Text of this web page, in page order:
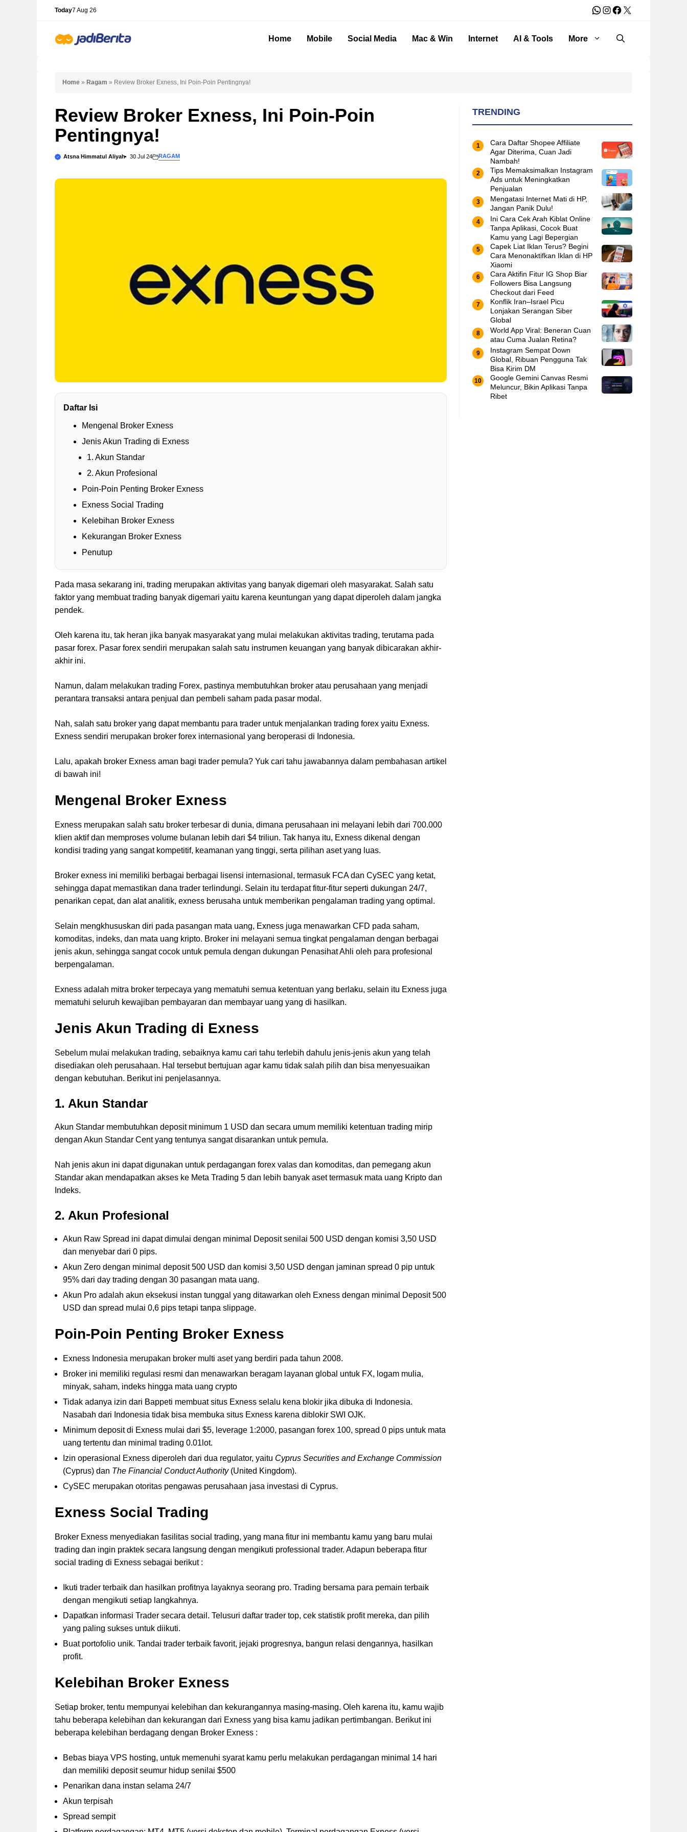
Today7 Aug 26 WhatsApp
Instagram
Facebook
X
Home Mobile Social Media Mac & Win Internet AI & Tools More
Home » Ragam » Review Broker Exness, Ini Poin-Poin Pentingnya!
Review Broker Exness, Ini Poin-Poin
Pentingnya!
Atsna Himmatul Aliyah 30 Jul 24 RAGAM
Daftar Isi
Mengenal Broker Exness
Jenis Akun Trading di Exness
1. Akun Standar
2. Akun Profesional
Poin-Poin Penting Broker Exness
Exness Social Trading
Kelebihan Broker Exness
Kekurangan Broker Exness
Penutup
Pada masa sekarang ini, trading merupakan aktivitas yang banyak digemari oleh masyarakat. Salah satu
faktor yang membuat trading banyak digemari yaitu karena keuntungan yang dapat diperoleh dalam jangka
pendek.
Oleh karena itu, tak heran jika banyak masyarakat yang mulai melakukan aktivitas trading, terutama pada
pasar forex. Pasar forex sendiri merupakan salah satu instrumen keuangan yang banyak dibicarakan akhir-
akhir ini.
Namun, dalam melakukan trading Forex, pastinya membutuhkan broker atau perusahaan yang menjadi
perantara transaksi antara penjual dan pembeli saham pada pasar modal.
Nah, salah satu broker yang dapat membantu para trader untuk menjalankan trading forex yaitu Exness.
Exness sendiri merupakan broker forex internasional yang beroperasi di Indonesia.
Lalu, apakah broker Exness aman bagi trader pemula? Yuk cari tahu jawabannya dalam pembahasan artikel
di bawah ini!
Mengenal Broker Exness
Exness merupakan salah satu broker terbesar di dunia, dimana perusahaan ini melayani lebih dari 700.000
klien aktif dan memproses volume bulanan lebih dari $4 triliun. Tak hanya itu, Exness dikenal dengan
kondisi trading yang sangat kompetitif, keamanan yang tinggi, serta pilihan aset yang luas.
Broker exness ini memiliki berbagai berbagai lisensi internasional, termasuk FCA dan CySEC yang ketat,
sehingga dapat memastikan dana trader terlindungi. Selain itu terdapat fitur-fitur seperti dukungan 24/7,
penarikan cepat, dan alat analitik, exness berusaha untuk memberikan pengalaman trading yang optimal.
Selain mengkhususkan diri pada pasangan mata uang, Exness juga menawarkan CFD pada saham,
komoditas, indeks, dan mata uang kripto. Broker ini melayani semua tingkat pengalaman dengan berbagai
jenis akun, sehingga sangat cocok untuk pemula dengan dukungan Penasihat Ahli oleh para profesional
berpengalaman.
Exness adalah mitra broker terpecaya yang mematuhi semua ketentuan yang berlaku, selain itu Exness juga
mematuhi seluruh kewajiban pembayaran dan membayar uang yang di hasilkan.
Jenis Akun Trading di Exness
Sebelum mulai melakukan trading, sebaiknya kamu cari tahu terlebih dahulu jenis-jenis akun yang telah
disediakan oleh perusahaan. Hal tersebut bertujuan agar kamu tidak salah pilih dan bisa menyesuaikan
dengan kebutuhan. Berikut ini penjelasannya.
1. Akun Standar
Akun Standar membutuhkan deposit minimum 1 USD dan secara umum memiliki ketentuan trading mirip
dengan Akun Standar Cent yang tentunya sangat disarankan untuk pemula.
Nah jenis akun ini dapat digunakan untuk perdagangan forex valas dan komoditas, dan pemegang akun
Standar akan mendapatkan akses ke Meta Trading 5 dan lebih banyak aset termasuk mata uang Kripto dan
Indeks.
2. Akun Profesional
Akun Raw Spread ini dapat dimulai dengan minimal Deposit senilai 500 USD dengan komisi 3,50 USD
dan menyebar dari 0 pips.
Akun Zero dengan minimal deposit 500 USD dan komisi 3,50 USD dengan jaminan spread 0 pip untuk
95% dari day trading dengan 30 pasangan mata uang.
Akun Pro adalah akun eksekusi instan tunggal yang ditawarkan oleh Exness dengan minimal Deposit 500
USD dan spread mulai 0,6 pips tetapi tanpa slippage.
Poin-Poin Penting Broker Exness
Exness Indonesia merupakan broker multi aset yang berdiri pada tahun 2008.
Broker ini memiliki regulasi resmi dan menawarkan beragam layanan global untuk FX, logam mulia,
minyak, saham, indeks hingga mata uang crypto
Tidak adanya izin dari Bappeti membuat situs Exness selalu kena blokir jika dibuka di Indonesia.
Nasabah dari Indonesia tidak bisa membuka situs Exness karena diblokir SWI OJK.
Minimum deposit di Exness mulai dari $5, leverage 1:2000, pasangan forex 100, spread 0 pips untuk mata
uang tertentu dan minimal trading 0.01lot.
Izin operasional Exness diperoleh dari dua regulator, yaitu Cyprus Securities and Exchange Commission
(Cyprus) dan The Financial Conduct Authority(United Kingdom).
CySEC merupakan otoritas pengawas perusahaan jasa investasi di Cyprus.
Exness Social Trading
Broker Exness menyediakan fasilitas social trading, yang mana fitur ini membantu kamu yang baru mulai
trading dan ingin praktek secara langsung dengan mengikuti professional trader. Adapun beberapa fitur
social trading di Exness sebagai berikut :
Ikuti trader terbaik dan hasilkan profitnya layaknya seorang pro. Trading bersama para pemain terbaik
dengan mengikuti setiap langkahnya.
Dapatkan informasi Trader secara detail. Telusuri daftar trader top, cek statistik profit mereka, dan pilih
yang paling sukses untuk diikuti.
Buat portofolio unik. Tandai trader terbaik favorit, jejaki progresnya, bangun relasi dengannya, hasilkan
profit.
Kelebihan Broker Exness
Setiap broker, tentu mempunyai kelebihan dan kekurangannya masing-masing. Oleh karena itu, kamu wajib
tahu beberapa kelebihan dan kekurangan dari Exness yang bisa kamu jadikan pertimbangan. Berikut ini
beberapa kelebihan berdagang dengan Broker Exness :
Bebas biaya VPS hosting, untuk memenuhi syarat kamu perlu melakukan perdagangan minimal 14 hari
dan memiliki deposit seumur hidup senilai $500
Penarikan dana instan selama 24/7
Akun terpisah
Spread sempit
TRENDING
Cara Daftar Shopee Affiliate
Agar Diterima, Cuan Jadi
Nambah!
Tips Memaksimalkan Instagram
Ads untuk Meningkatkan
Penjualan
Mengatasi Internet Mati di HP,
Jangan Panik Dulu!
Ini Cara Cek Arah Kiblat Online
Tanpa Aplikasi, Cocok Buat
Kamu yang Lagi Bepergian
Capek Liat Iklan Terus? Begini
Cara Menonaktifkan Iklan di HP
Xiaomi
Cara Aktifin Fitur IG Shop Biar
Followers Bisa Langsung
Checkout dari Feed
Konflik Iran–Israel Picu
Lonjakan Serangan Siber
Global
World App Viral: Beneran Cuan
atau Cuma Jualan Retina?
Instagram Sempat Down
Global, Ribuan Pengguna Tak
Bisa Kirim DM
Google Gemini Canvas Resmi
Meluncur, Bikin Aplikasi Tanpa
Ribet